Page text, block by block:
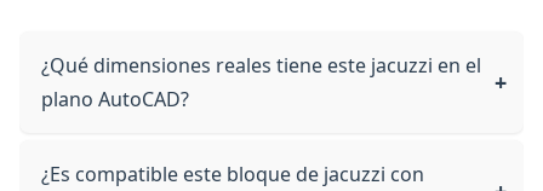
¿Qué dimensiones reales tiene este jacuzzi en el
plano AutoCAD?
¿Es compatible este bloque de jacuzzi con